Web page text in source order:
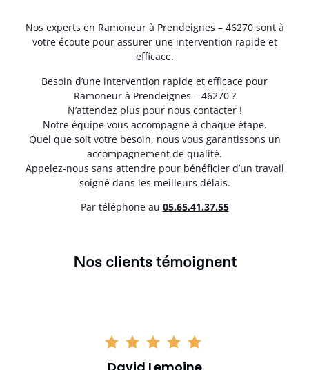
Nos experts en Ramoneur à Prendeignes – 46270 sont à
votre écoute pour assurer une intervention rapide et
efficace.
Besoin d’une intervention rapide et efficace pour
Ramoneur à Prendeignes – 46270 ?
N’attendez plus pour nous contacter !
Notre équipe vous accompagne à chaque étape.
Quel que soit votre besoin, nous vous garantissons un
accompagnement de qualité.
Appelez-nous sans attendre pour bénéficier d’un travail
soigné dans les meilleurs délais.
Par téléphone au 05.65.41.37.55
Nos clients témoignent